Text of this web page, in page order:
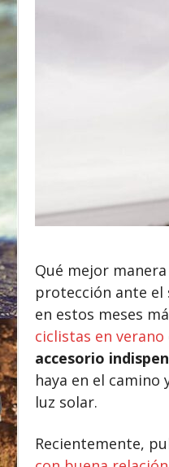
Qué mejor
protección ante el
en estos meses
ciclistas en verano
accesorio
haya en el
luz solar.
Recientemente,